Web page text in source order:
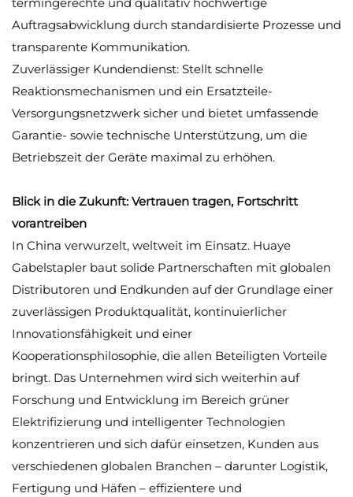
Auftragsabwicklung durch standardisierte Prozesse und
transparente Kommunikation.
Zuverlässiger Kundendienst: Stellt schnelle
Reaktionsmechanismen und ein Ersatzteile-
Versorgungsnetzwerk sicher und bietet umfassende
Garantie- sowie technische Unterstützung, um die
Betriebszeit der Geräte maximal zu erhöhen.
Blick in die Zukunft: Vertrauen tragen, Fortschritt
vorantreiben
In China verwurzelt, weltweit im Einsatz. Huaye
Gabelstapler baut solide Partnerschaften mit globalen
Distributoren und Endkunden auf der Grundlage einer
zuverlässigen Produktqualität, kontinuierlicher
Innovationsfähigkeit und einer
Kooperationsphilosophie, die allen Beteiligten Vorteile
bringt. Das Unternehmen wird sich weiterhin auf
Forschung und Entwicklung im Bereich grüner
Elektrifizierung und intelligenter Technologien
konzentrieren und sich dafür einsetzen, Kunden aus
verschiedenen globalen Branchen – darunter Logistik,
Fertigung und Häfen – effizientere und